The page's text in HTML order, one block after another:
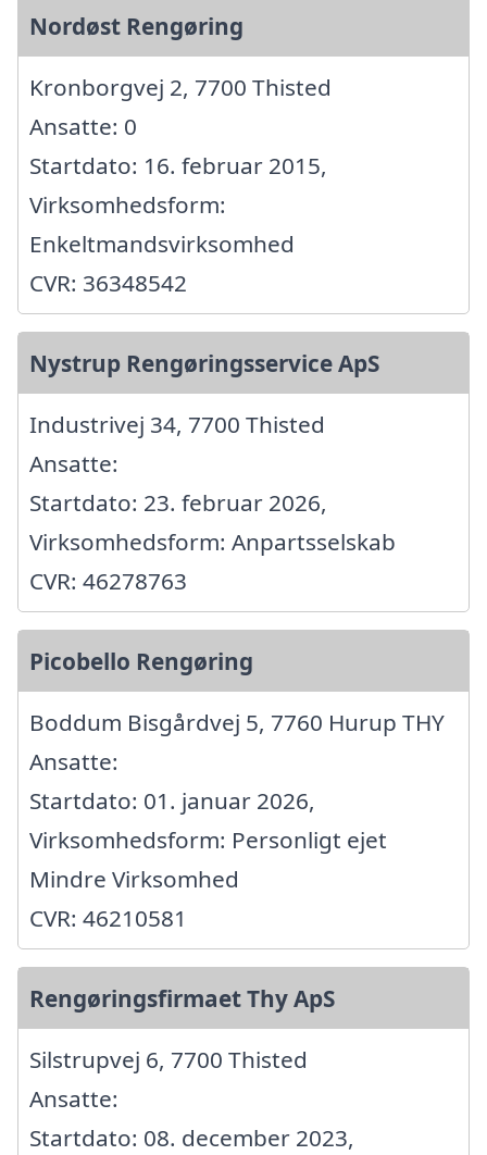
Nordøst Rengøring
Kronborgvej 2, 7700 Thisted
Ansatte: 0
Startdato: 16. februar 2015,
Virksomhedsform:
Enkeltmandsvirksomhed
CVR: 36348542
Nystrup Rengøringsservice ApS
Industrivej 34, 7700 Thisted
Ansatte:
Startdato: 23. februar 2026,
Virksomhedsform: Anpartsselskab
CVR: 46278763
Picobello Rengøring
Boddum Bisgårdvej 5, 7760 Hurup THY
Ansatte:
Startdato: 01. januar 2026,
Virksomhedsform: Personligt ejet
Mindre Virksomhed
CVR: 46210581
Rengøringsfirmaet Thy ApS
Silstrupvej 6, 7700 Thisted
Ansatte:
Startdato: 08. december 2023,